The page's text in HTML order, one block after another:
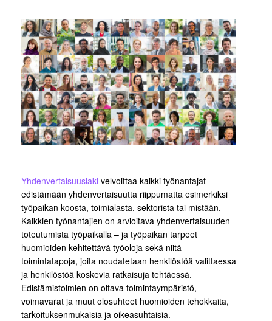
Yhdenvertaisuuslaki velvoittaa kaikki työnantajat
edistämään yhdenvertaisuutta riippumatta esimerkiksi
työpaikan koosta, toimialasta, sektorista tai mistään.
Kaikkien työnantajien on arvioitava yhdenvertaisuuden
toteutumista työpaikalla – ja työpaikan tarpeet
huomioiden kehitettävä työoloja sekä niitä
toimintatapoja, joita noudatetaan henkilöstöä valittaessa
ja henkilöstöä koskevia ratkaisuja tehtäessä.
Edistämistoimien on oltava toimintaympäristö,
voimavarat ja muut olosuhteet huomioiden tehokkaita,
tarkoituksenmukaisia ja oikeasuhtaisia.